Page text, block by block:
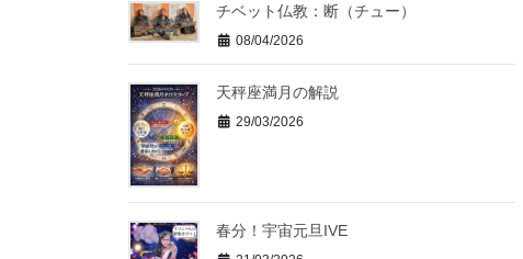
チベット仏教：断（チュー）
08/04/2026
天秤座満月の解説
29/03/2026
春分！宇宙元旦IVE